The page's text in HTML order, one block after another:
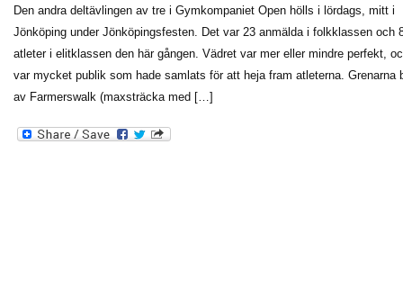
Den andra deltävlingen av tre i Gymkompaniet Open hölls i lördags, mitt i
Jönköping under Jönköpingsfesten. Det var 23 anmälda i folkklassen och
atleter i elitklassen den här gången. Vädret var mer eller mindre perfekt,
var mycket publik som hade samlats för att heja fram atleterna. Grenarna
av Farmerswalk (maxsträcka med […]